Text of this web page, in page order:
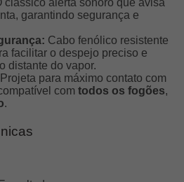
clássico alerta sonoro que avisa
garantindo segurança e
Cabo fenólico resistente
facilitar o despejo preciso e
distante do vapor.
Projeta para máximo contato com
com todos os fogões,
.